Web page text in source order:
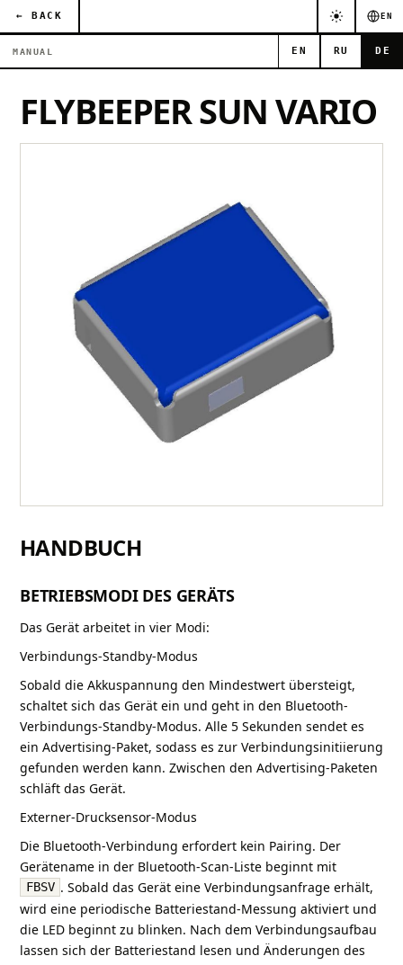
← BACK EN
MANUAL EN RU DE
FLYBEEPER SUN VARIO
HANDBUCH
BETRIEBSMODI DES GERÄTS
Das Gerät arbeitet in vier Modi:
Verbindungs-Standby-Modus
Sobald die Akkuspannung den Mindestwert übersteigt,
schaltet sich das Gerät ein und geht in den Bluetooth-
Verbindungs-Standby-Modus. Alle 5 Sekunden sendet es
ein Advertising-Paket, sodass es zur Verbindungsinitiierung
gefunden werden kann. Zwischen den Advertising-Paketen
schläft das Gerät.
Externer-Drucksensor-Modus
Die Bluetooth-Verbindung erfordert kein Pairing. Der
Gerätename in der Bluetooth-Scan-Liste beginnt mit
FBSV . Sobald das Gerät eine Verbindungsanfrage erhält,
wird eine periodische Batteriestand-Messung aktiviert und
die LED beginnt zu blinken. Nach dem Verbindungsaufbau
lassen sich der Batteriestand lesen und Änderungen des